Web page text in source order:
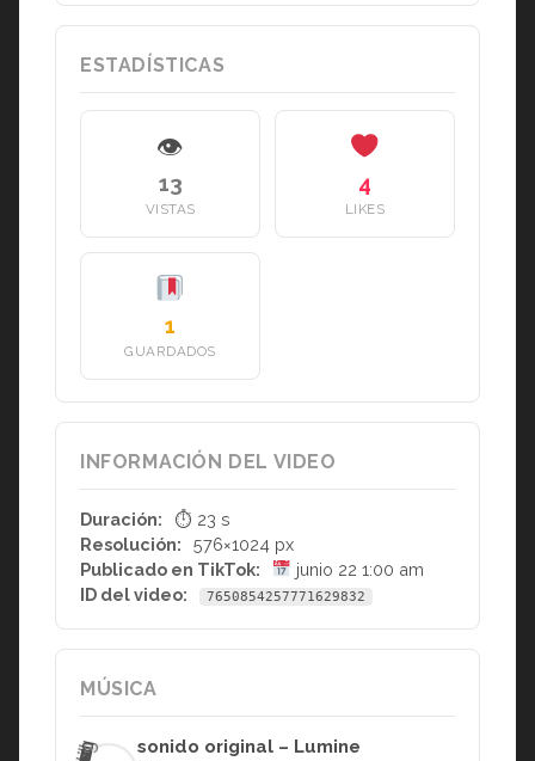
ESTADÍSTICAS
👁
13
VISTAS
4
LIKES
1
GUARDADOS
INFORMACIÓN DEL VIDEO
Duración:
⏱ 23 s
Resolución:
576×1024 px
Publicado en TikTok:
junio 22 1:00 am
ID del video:
7650854257771629832
MÚSICA
sonido original – Lumine